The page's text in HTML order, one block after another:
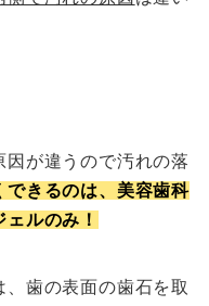
因が違うので汚れの落
できるのは、美容歯科
ルのみ！
、歯の表面の歯石を取